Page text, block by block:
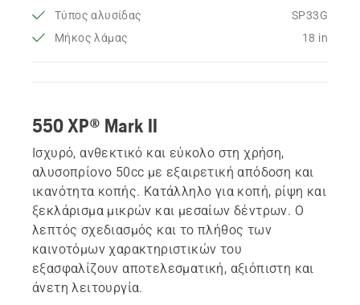
Τύπος αλυσίδας
SP33G
Μήκος λάμας
18 in
550 XP® Mark II
Ισχυρό, ανθεκτικό και εύκολο στη χρήση,
αλυσοπρίονο 50cc με εξαιρετική απόδοση και
ικανότητα κοπής. Κατάλληλο για κοπή, ρίψη και
ξεκλάρισμα μικρών και μεσαίων δέντρων. Ο
λεπτός σχεδιασμός και το πλήθος των
καινοτόμων χαρακτηριστικών του
εξασφαλίζουν αποτελεσματική, αξιόπιστη και
άνετη λειτουργία.